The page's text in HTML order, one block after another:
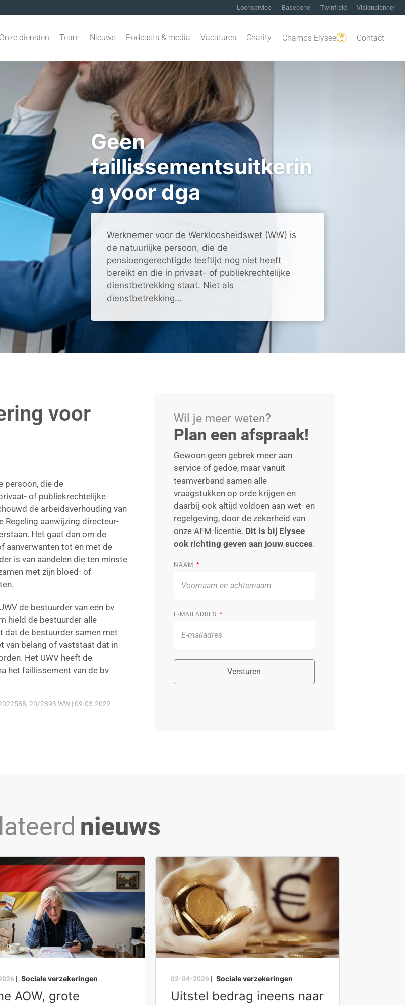
Loonservice Basecone Twinfield Visionplanner
Onze diensten Team Nieuws Podcasts & media Vacatures Charity Champs Elysee Contact
Geen
faillissementsuitkerin
g voor dga
Werknemer voor de Werkloosheidswet (WW) is
de natuurlijke persoon, die de
pensioengerechtigde leeftijd nog niet heeft
bereikt en die in privaat- of publiekrechtelijke
dienstbetrekking staat. Niet als
dienstbetrekking...
voor
persoon, die de
of publiekrechtelijke
de arbeidsverhouding van
Regeling aanwijzing directeur-
Het gaat dan om de
aanverwanten tot en met de
is van aandelen die ten minste
met zijn bloed- of
de bestuurder van een bv
hield de bestuurder alle
dat de bestuurder samen met
van belang of vaststaat dat in
Het UWV heeft de
het faillissement van de bv
20/2893 WW | 09-03-2022
Wil je meer weten?
Plan een afspraak!
Gewoon geen gebrek meer aan
service of gedoe, maar vanuit
teamverband samen alle
vraagstukken op orde krijgen en
daarbij ook altijd voldoen aan wet- en
regelgeving, door de zekerheid van
onze AFM-licentie. Dit is bij Elysee
ook richting geven aan jouw succes.
NAAM
E-MAILADRES
Versturen
nieuws
| Sociale verzekeringen
AOW, grote
02-04-2026| Sociale verzekeringen
Uitstel bedrag ineens naar